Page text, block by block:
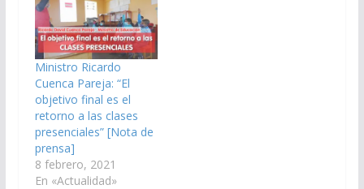
Ministro Ricardo
Cuenca Pareja: “El
objetivo final es el
retorno a las clases
presenciales” [Nota de
prensa]
8 febrero, 2021
En «Actualidad»